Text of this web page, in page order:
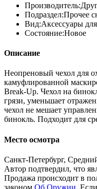
Производитель:
Подраздел:Прочее
Вид:Аксессуары
Состояние:Новое
Описание
Неопреновый чехол для
камуфлированной
Break-Up. Чехол на
грязи, уменьшает
чехол не мешает
бинокль. Подходит для
Место осмотра
Санкт-Петербург,
Автор подтвердил, что
Продажа происходит в
законом Об Оружии.